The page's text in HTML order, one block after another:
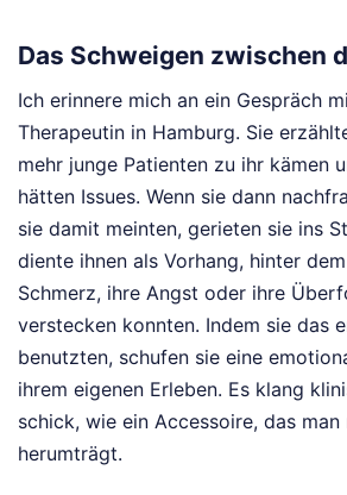
Das Schweigen zwischen
Ich erinnere mich an ein Gespräch
Therapeutin in Hamburg. Sie
mehr junge Patienten zu ihr kämen
hätten Issues. Wenn sie dann
sie damit meinten, gerieten sie ins
diente ihnen als Vorhang, hinter
Schmerz, ihre Angst oder ihre
verstecken konnten. Indem sie das
benutzten, schufen sie eine
ihrem eigenen Erleben. Es klang
schick, wie ein Accessoire, das
herumträgt.